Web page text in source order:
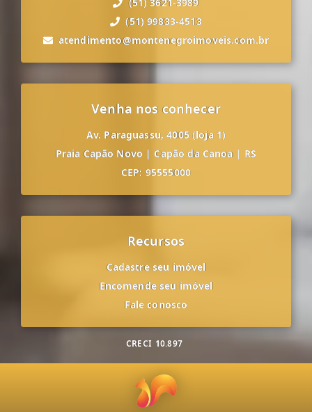
(51) 3621-3989
(51) 99833-4513
atendimento@montenegroimoveis.com.br
Venha nos conhecer
Av. Paraguassu, 4005 (loja 1)
Praia Capão Novo | Capão da Canoa | RS
CEP: 95555000
Recursos
Cadastre seu imóvel
Encomende seu imóvel
Fale conosco
CRECI 10.897